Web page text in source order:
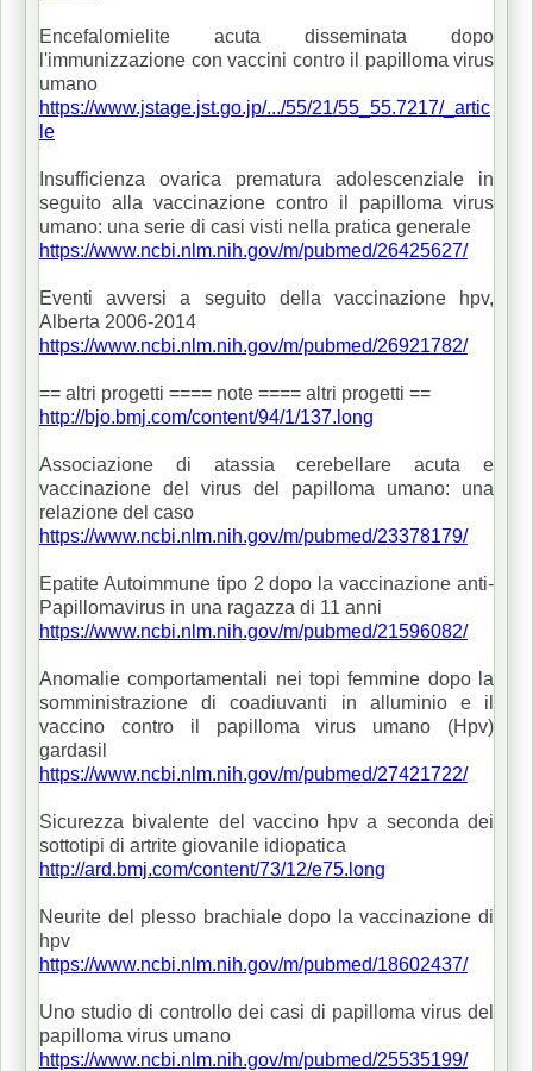
Encefalomielite acuta disseminata dopo
l'immunizzazione con vaccini contro il papilloma virus
umano
https://www.jstage.jst.go.jp/.../55/21/55_55.7217/_artic
le
Insufficienza ovarica prematura adolescenziale in
seguito alla vaccinazione contro il papilloma virus
umano: una serie di casi visti nella pratica generale
https://www.ncbi.nlm.nih.gov/m/pubmed/26425627/
Eventi avversi a seguito della vaccinazione hpv,
Alberta 2006-2014
https://www.ncbi.nlm.nih.gov/m/pubmed/26921782/
== altri progetti ==== note ==== altri progetti ==
http://bjo.bmj.com/content/94/1/137.long
Associazione di atassia cerebellare acuta e
vaccinazione del virus del papilloma umano: una
relazione del caso
https://www.ncbi.nlm.nih.gov/m/pubmed/23378179/
Epatite Autoimmune tipo 2 dopo la vaccinazione anti-
Papillomavirus in una ragazza di 11 anni
https://www.ncbi.nlm.nih.gov/m/pubmed/21596082/
Anomalie comportamentali nei topi femmine dopo la
somministrazione di coadiuvanti in alluminio e il
vaccino contro il papilloma virus umano (Hpv)
gardasil
https://www.ncbi.nlm.nih.gov/m/pubmed/27421722/
Sicurezza bivalente del vaccino hpv a seconda dei
sottotipi di artrite giovanile idiopatica
http://ard.bmj.com/content/73/12/e75.long
Neurite del plesso brachiale dopo la vaccinazione di
hpv
https://www.ncbi.nlm.nih.gov/m/pubmed/18602437/
Uno studio di controllo dei casi di papilloma virus del
papilloma virus umano
https://www.ncbi.nlm.nih.gov/m/pubmed/25535199/